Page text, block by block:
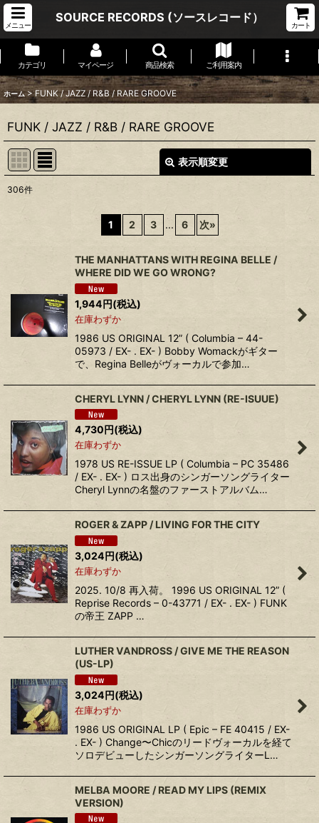
メニュー
SOURCE RECORDS (ソースレコード）
カート
カテゴリ マイページ 商品検索 ご利用案内
ホーム > FUNK / JAZZ / R&B / RARE GROOVE
FUNK / JAZZ / R&B / RARE GROOVE
表示順変更
絞り込む
306件
1 2 3 ... 6 次»
THE MANHATTANS WITH REGINA BELLE /
WHERE DID WE GO WRONG?
1,944円(税込)
在庫わずか
1986 US ORIGINAL 12” ( Columbia – 44-
05973 / EX- . EX- ) Bobby Womackがギター
で、Regina Belleがヴォーカルで参加…
CHERYL LYNN / CHERYL LYNN (RE-ISUUE)
4,730円(税込)
在庫わずか
1978 US RE-ISSUE LP ( Columbia – PC 35486
/ EX- . EX- ) ロス出身のシンガーソングライター
Cheryl Lynnの名盤のファーストアルバム…
ROGER & ZAPP / LIVING FOR THE CITY
3,024円(税込)
在庫わずか
2025. 10/8 再入荷。 1996 US ORIGINAL 12” (
Reprise Records – 0-43771 / EX- . EX- ) FUNK
の帝王 ZAPP …
LUTHER VANDROSS / GIVE ME THE REASON
(US-LP)
3,024円(税込)
在庫わずか
1986 US ORIGINAL LP ( Epic – FE 40415 / EX-
. EX- ) Change〜Chicのリードヴォーカルを経て
ソロデビューしたシンガーソングライターL…
MELBA MOORE / READ MY LIPS (REMIX
VERSION)